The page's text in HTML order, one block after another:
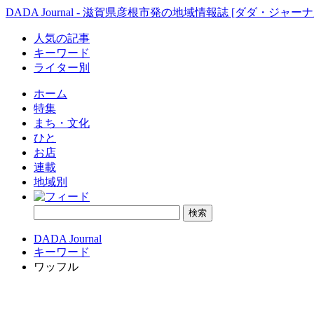
DADA Journal - 滋賀県彦根市発の地域情報誌 [ダダ・ジャー
人気の記事
キーワード
ライター別
ホーム
特集
まち・文化
ひと
お店
連載
地域別
DADA Journal
キーワード
ワッフル